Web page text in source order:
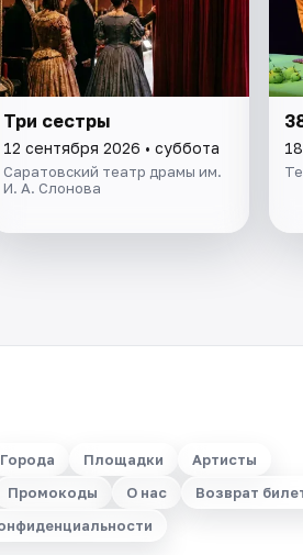
Три сестры
12 сентября 2026 • суббота
Саратовский театр драмы им.
И. А. Слонова
Города Площадки
Артисты
Промокоды О нас
Возврат